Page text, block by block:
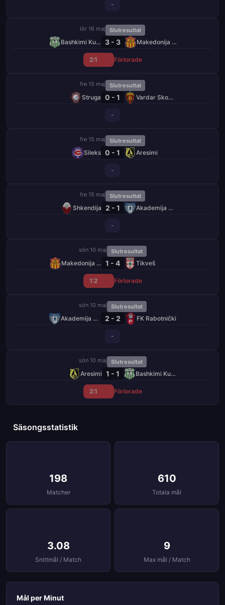
-
lör 16 maj Slutresultat
Bashkimi Kumanovo 3 - 3 Makedonija GjP
2:1 Förlorade
fre 15 maj Slutresultat
Struga 0 - 1 Vardar Skopje
-
fre 15 maj Slutresultat
Sileks 0 - 1 Aresimi
-
fre 15 maj Slutresultat
Shkendija 2 - 1 Akademija Pandev
-
sön 10 maj Slutresultat
Makedonija GjP 1 - 4 Tikveš
1:2 Förlorade
sön 10 maj Slutresultat
Akademija Pandev 2 - 2 FK Rabotnički
-
sön 10 maj Slutresultat
Aresimi 1 - 1 Bashkimi Kumanovo
2:1 Förlorade
Säsongsstatistik
198
Matcher
610
Totala mål
3.08
Snittmål / Match
9
Max mål / Match
Mål per Minut